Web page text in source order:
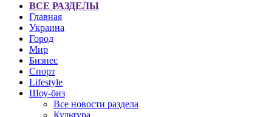
ВСЕ РАЗДЕЛЫ
Главная
Украина
Город
Мир
Бизнес
Спорт
Lifestyle
Шоу-биз
Все новости раздела
Культура